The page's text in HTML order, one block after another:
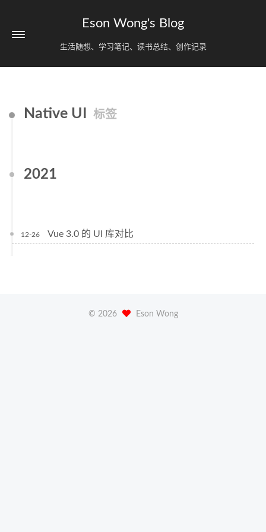
Eson Wong's Blog
生活随想、学习笔记、读书总结、创作记录
Native UI 标签
2021
12-26 Vue 3.0 的 UI 库对比
© 2026 Eson Wong